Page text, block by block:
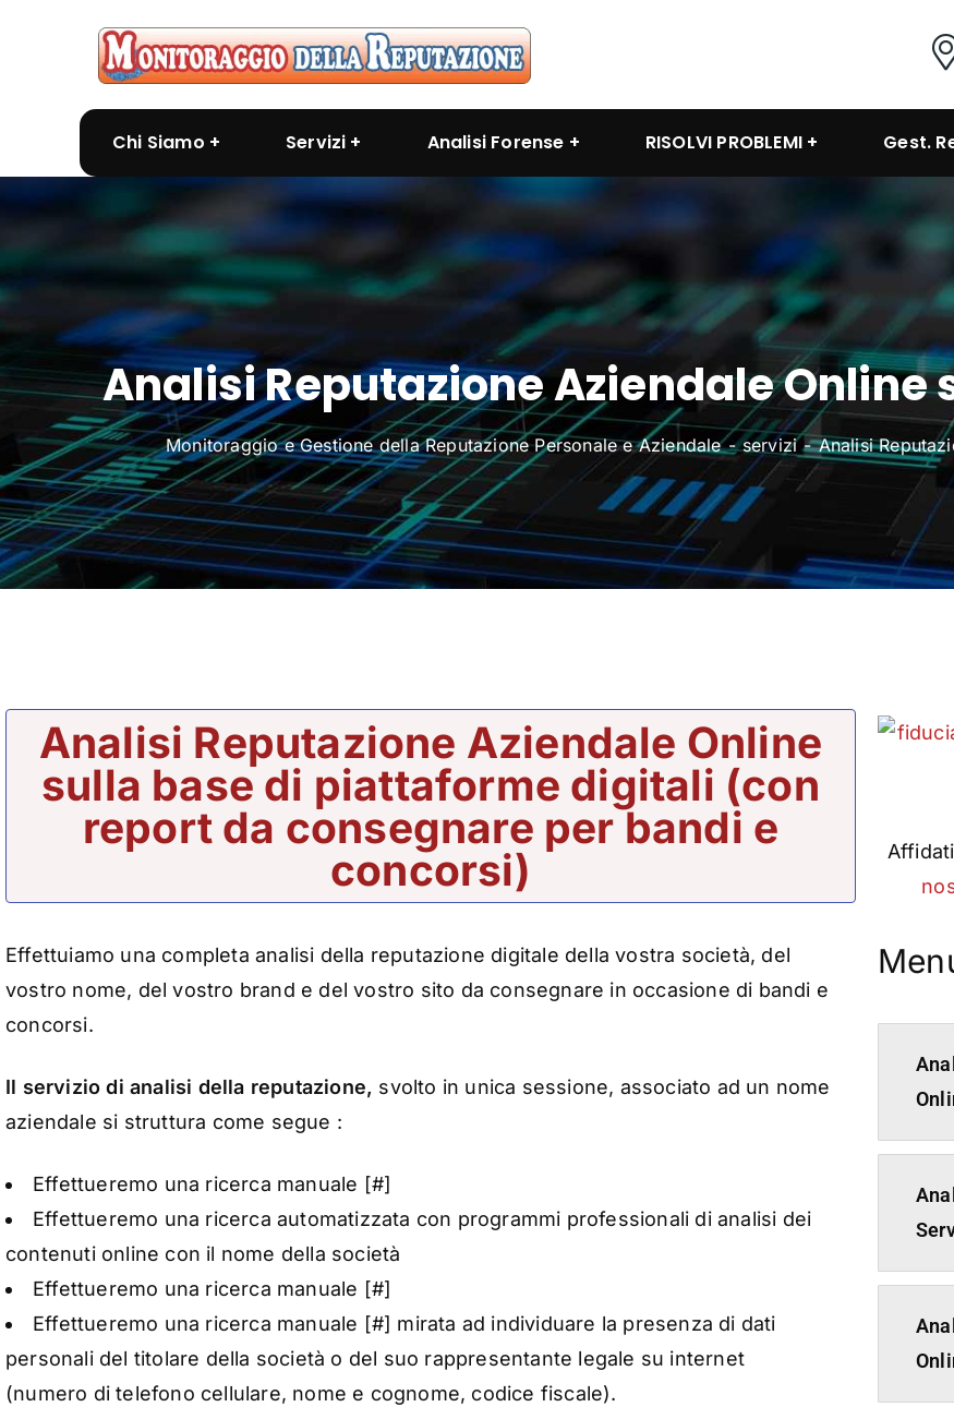
Chi Siamo Servizi Analisi Forense RISOLVI PROBLEMI Gest.
Analisi Reputazione Aziendale Online
Monitoraggio e Gestione della Reputazione Personale e Aziendale servizi Analisi
Analisi Reputazione Aziendale Online
sulla base di piattaforme digitali (con
report da consegnare per bandi e
concorsi)
Effettuiamo una completa analisi della reputazione digitale della vostra società, del
vostro nome, del vostro brand e del vostro sito da consegnare in occasione di bandi e
concorsi.
Il servizio di analisi della reputazione, svolto in unica sessione, associato ad un nome
aziendale si struttura come segue :
Effettueremo una ricerca manuale [#]
Effettueremo una ricerca automatizzata con programmi professionali di analisi dei
contenuti online con il nome della società
Effettueremo una ricerca manuale [#]
Effettueremo una ricerca manuale [#] mirata ad individuare la presenza di dati
personali del titolare della società o del suo rappresentante legale su internet
(numero di telefono cellulare, nome e cognome, codice fiscale).